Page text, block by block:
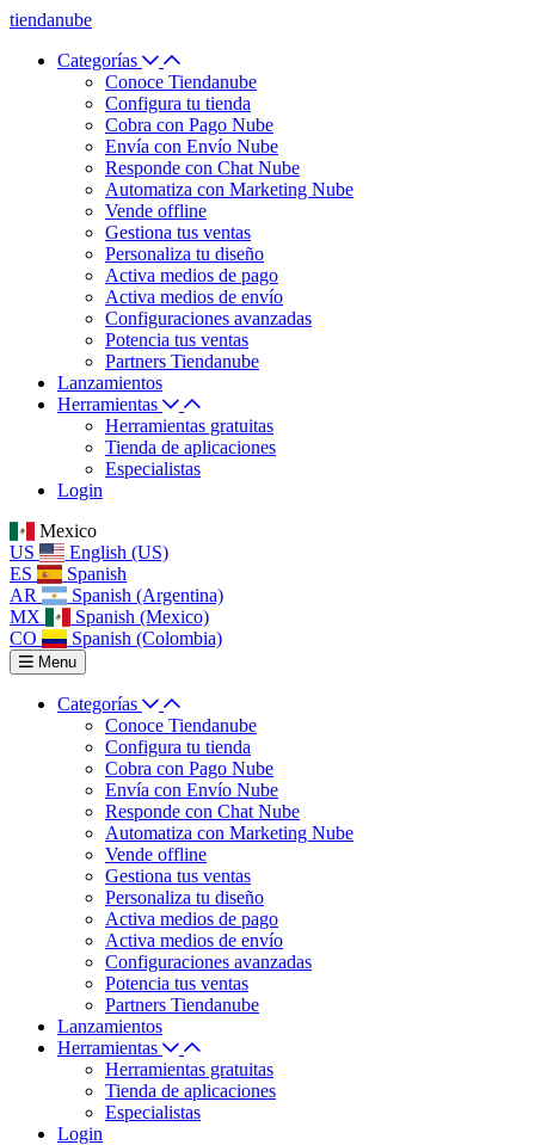
tiendanube
Categorías
Conoce Tiendanube
Configura tu tienda
Cobra con Pago Nube
Envía con Envío Nube
Responde con Chat Nube
Automatiza con Marketing Nube
Vende offline
Gestiona tus ventas
Personaliza tu diseño
Activa medios de pago
Activa medios de envío
Configuraciones avanzadas
Potencia tus ventas
Partners Tiendanube
Lanzamientos
Herramientas
Herramientas gratuitas
Tienda de aplicaciones
Especialistas
Login
Mexico
US
English (US)
ES
Spanish
AR
Spanish (Argentina)
MX
Spanish (Mexico)
CO
Spanish (Colombia)
Menu
Categorías
Conoce Tiendanube
Configura tu tienda
Cobra con Pago Nube
Envía con Envío Nube
Responde con Chat Nube
Automatiza con Marketing Nube
Vende offline
Gestiona tus ventas
Personaliza tu diseño
Activa medios de pago
Activa medios de envío
Configuraciones avanzadas
Potencia tus ventas
Partners Tiendanube
Lanzamientos
Herramientas
Herramientas gratuitas
Tienda de aplicaciones
Especialistas
Login